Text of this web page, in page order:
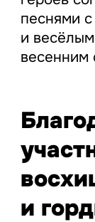
песнями
и
весенним
и